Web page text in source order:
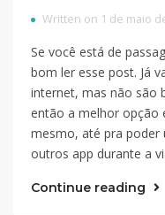
Written on 1 de maio
Se você está de
bom ler esse post. Já
internet, mas não são
então a melhor opção
mesmo, até pra poder
outros app durante a
Continue reading